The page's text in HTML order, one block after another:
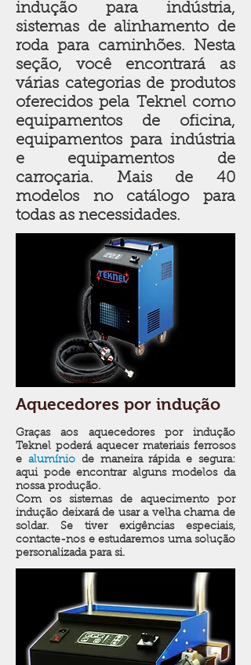
indução para indústria,
sistemas de alinhamento de
roda para caminhões. Nesta
seção, você encontrará as
várias categorias de produtos
oferecidos pela Teknel como
equipamentos de oficina,
equipamentos para indústria
e equipamentos de
carroçaria. Mais de 40
modelos no catálogo para
todas as necessidades.
Aquecedores por indução
Graças aos aquecedores por indução
Teknel poderá aquecer materiais ferrosos
e alumíniode maneira rápida e segura:
aqui pode encontrar alguns modelos da
nossa produção.
Com os sistemas de aquecimento por
indução deixará de usar a velha chama de
soldar. Se tiver exigências especiais,
contacte-nos e estudaremos uma solução
personalizada para si.